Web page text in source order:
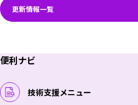
更新情報一覧
便利ナビ
技術支援メニュー